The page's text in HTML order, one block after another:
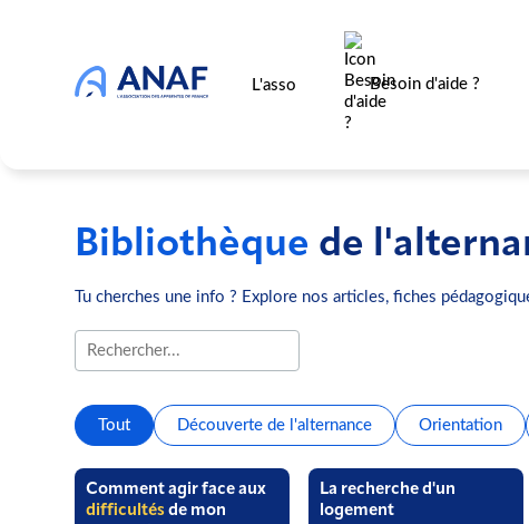
L'asso Besoin d'aide ?
Bibliothèque de
Tu cherches une info ? Explore nos articles, fiches
Tout Découverte de l'alternance Orientation
Comment agir face aux
difficultés de mon
La recherche d'un
logement